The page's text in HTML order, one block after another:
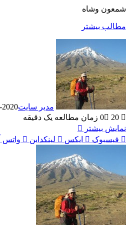
شمعون وشاه
مطالب بیشتر
مدیر سایت2020-11-12
0
20
زمان مطالعه یک دقیقه
نمایش بیشتر
فیسبوک
ایکس لینکداین واتس